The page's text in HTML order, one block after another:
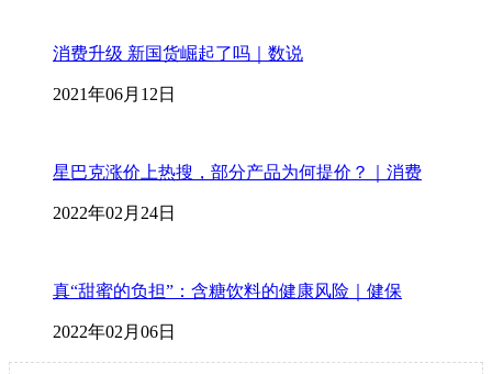
消费升级 新国货崛起了吗｜数说
2021年06月12日
星巴克涨价上热搜，部分产品为何提价？｜消费
2022年02月24日
真“甜蜜的负担”：含糖饮料的健康风险｜健保
2022年02月06日